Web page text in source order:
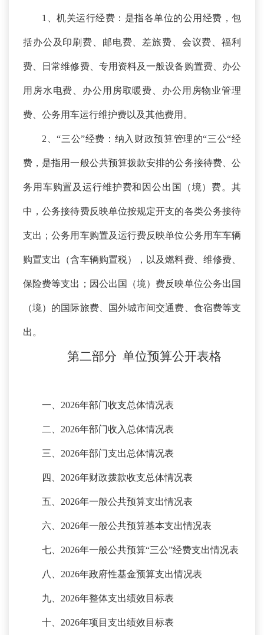
1、机关运行经费：是指各单位的公用经费，包
括办公及印刷费、邮电费、差旅费、会议费、福利
费、日常维修费、专用资料及一般设备购置费、办公
用房水电费、办公用房取暖费、办公用房物业管理
费、公务用车运行维护费以及其他费用。
2、“三公”经费：纳入财政预算管理的“三公“经
费，是指用一般公共预算拨款安排的公务接待费、公
务用车购置及运行维护费和因公出国（境）费。其
中，公务接待费反映单位按规定开支的各类公务接待
支出；公务用车购置及运行费反映单位公务用车车辆
购置支出（含车辆购置税），以及燃料费、维修费、
保险费等支出；因公出国（境）费反映单位公务出国
（境）的国际旅费、国外城市间交通费、食宿费等支
出。
第二部分 单位预算公开表格
一、 2026年部门收支总体情况表
二、 2026年部门收入总体情况表
三、 2026年部门支出总体情况表
四、 2026年财政拨款收支总体情况表
五、 2026年一般公共预算支出情况表
六、 2026年一般公共预算基本支出情况表
七、 2026年一般公共预算“三公”经费支出情况表
八、 2026年政府性基金预算支出情况表
九、 2026年整体支出绩效目标表
十、 2026年项目支出绩效目标表